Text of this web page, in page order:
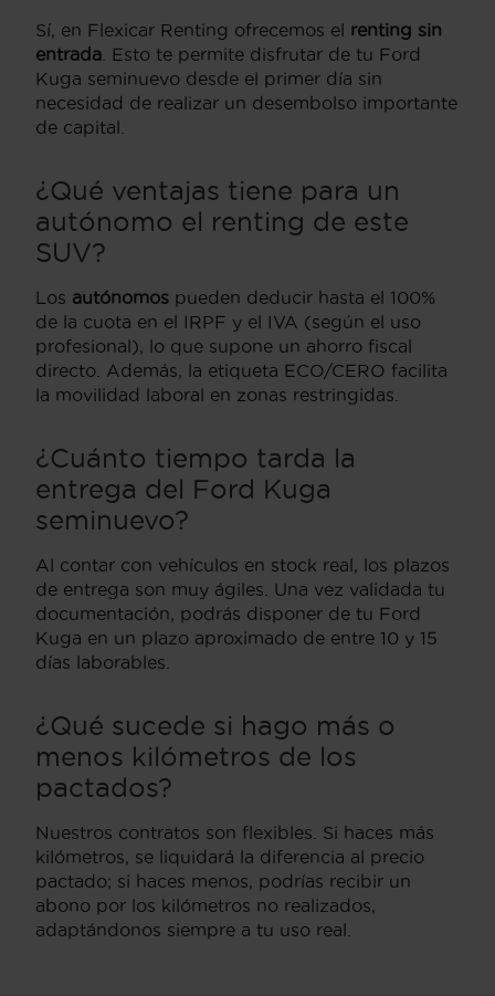
Sí, en Flexicar Renting ofrecemos el renting sin
entrada . Esto te permite disfrutar de tu Ford
Kuga seminuevo desde el primer día sin
necesidad de realizar un desembolso importante
de capital.
¿Qué ventajas tiene para un
autónomo el renting de este
SUV?
Los autónomos pueden deducir hasta el 100%
de la cuota en el IRPF y el IVA (según el uso
profesional), lo que supone un ahorro fiscal
directo. Además, la etiqueta ECO/CERO facilita
la movilidad laboral en zonas restringidas.
¿Cuánto tiempo tarda la
entrega del Ford Kuga
seminuevo?
Al contar con vehículos en stock real, los plazos
de entrega son muy ágiles. Una vez validada tu
documentación, podrás disponer de tu Ford
Kuga en un plazo aproximado de entre 10 y 15
días laborables.
¿Qué sucede si hago más o
menos kilómetros de los
pactados?
Nuestros contratos son flexibles. Si haces más
kilómetros, se liquidará la diferencia al precio
pactado; si haces menos, podrías recibir un
abono por los kilómetros no realizados,
adaptándonos siempre a tu uso real.